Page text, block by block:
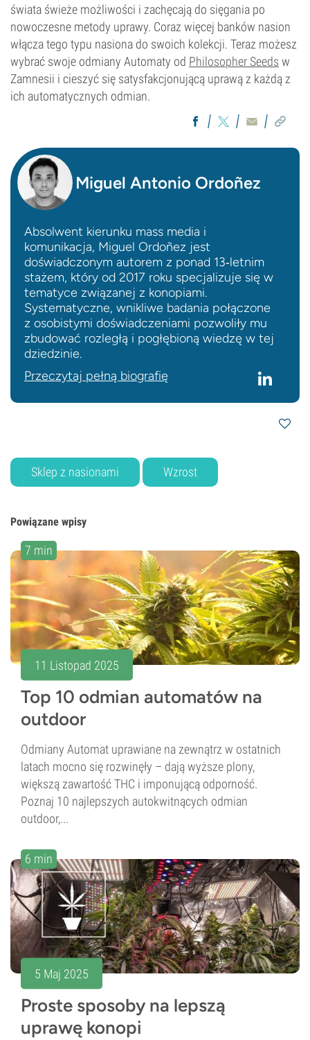
świata świeże możliwości i zachęcają do sięgania po
nowoczesne metody uprawy. Coraz więcej banków nasion
włącza tego typu nasiona do swoich kolekcji. Teraz możesz
wybrać swoje odmiany Automaty od Philosopher Seeds w
Zamnesii i cieszyć się satysfakcjonującą uprawą z każdą z
ich automatycznych odmian.
Miguel Antonio Ordoñez
Absolwent kierunku mass media i
komunikacja, Miguel Ordoñez jest
doświadczonym autorem z ponad 13‑letnim
stażem, który od 2017 roku specjalizuje się w
tematyce związanej z konopiami.
Systematyczne, wnikliwe badania połączone
z osobistymi doświadczeniami pozwoliły mu
zbudować rozległą i pogłębioną wiedzę w tej
dziedzinie.
Przeczytaj pełną biografię
Sklep z nasionami Wzrost
Powiązane wpisy
7 min
11 Listopad 2025
Top 10 odmian automatów na
outdoor
Odmiany Automat uprawiane na zewnątrz w ostatnich
latach mocno się rozwinęły – dają wyższe plony,
większą zawartość THC i imponującą odporność.
Poznaj 10 najlepszych autokwitnących odmian
outdoor,...
6 min
5 Maj 2025
Proste sposoby na lepszą
uprawę konopi